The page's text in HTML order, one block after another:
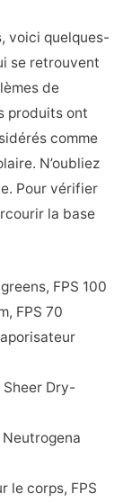
voici quelques-
se retrouvent
de
produits ont
comme
N’oubliez
Pour vérifier
la base
FPS 100
FPS 70
Dry-
le corps, FPS